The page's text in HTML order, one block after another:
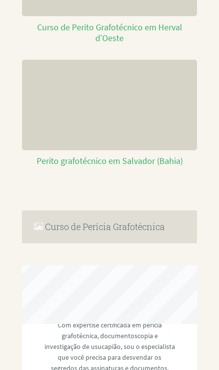
Curso de Perito Grafotécnico em Herval
d’Oeste
Perito grafotécnico em Salvador (Bahia)
Curso de Perícia Grafotécnica
Com expertise certificada em perícia
grafotécnica, documentoscopia e
investigação de usucapião, sou o especialista
que você precisa para desvendar os
segredos das assinaturas e documentos,